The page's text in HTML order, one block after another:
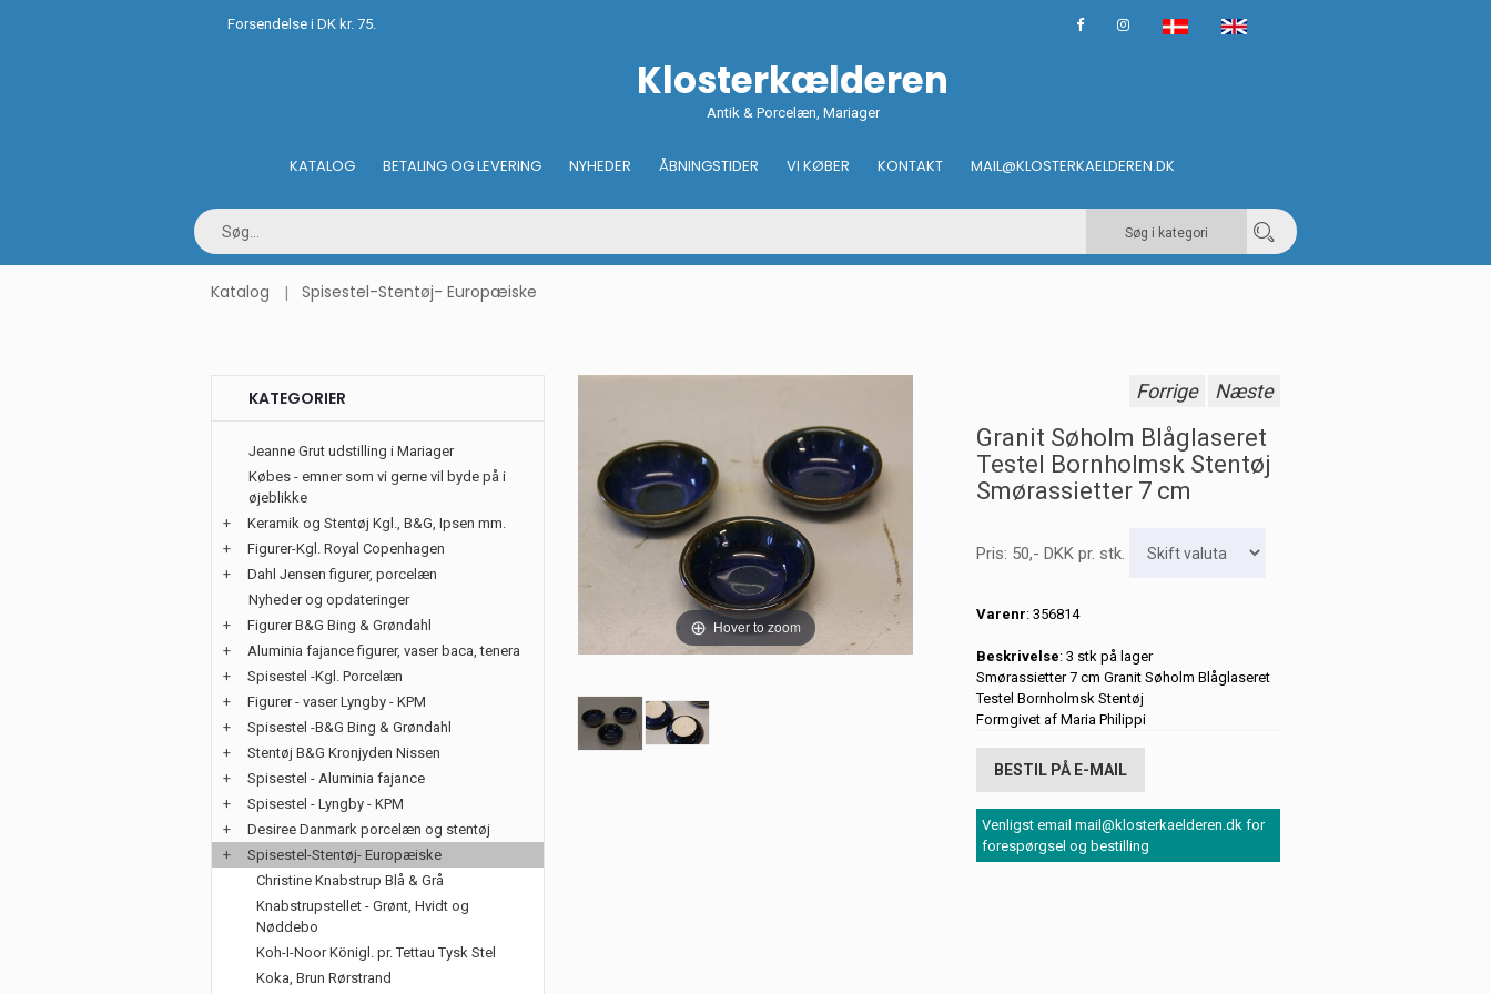
Forsendelse i DK kr. 75.
Klosterkælderen
Antik & Porcelæn, Mariager
KATALOG BETALING OG LEVERING NYHEDER ÅBNINGSTIDER VI KØBER KONTAKT MAIL@KLOSTERKAELDEREN.DK
Søg i kategori
Katalog Spisestel-Stentøj- Europæiske
KATEGORIER
Jeanne Grut udstilling i Mariager
Købes - emner som vi gerne vil byde på i
øjeblikke
+
Keramik og Stentøj Kgl., B&G, Ipsen mm.
+
Figurer-Kgl. Royal Copenhagen
+
Dahl Jensen figurer, porcelæn
Nyheder og opdateringer
+
Figurer B&G Bing & Grøndahl
+
Aluminia fajance figurer, vaser baca, tenera
+
Spisestel -Kgl. Porcelæn
+
Figurer - vaser Lyngby - KPM
+
Spisestel -B&G Bing & Grøndahl
+
Stentøj B&G Kronjyden Nissen
+
Spisestel - Aluminia fajance
+
Spisestel - Lyngby - KPM
+
Desiree Danmark porcelæn og stentøj
+
Spisestel-Stentøj- Europæiske
Christine Knabstrup Blå & Grå
Knabstrupstellet - Grønt, Hvidt og
Nøddebo
Koh-I-Noor Königl. pr. Tettau Tysk Stel
Koka, Brun Rørstrand
Hover to zoom
Forrige Næste
Granit Søholm Blåglaseret
Testel Bornholmsk Stentøj
Smørassietter 7 cm
Pris: 50,- DKKpr. stk.
Varenr: 356814
Beskrivelse: 3 stk på lager
Smørassietter 7 cm Granit Søholm Blåglaseret
Testel Bornholmsk Stentøj
Formgivet af Maria Philippi
BESTIL PÅ E-MAIL
Venligst email mail@klosterkaelderen.dk for
forespørgsel og bestilling